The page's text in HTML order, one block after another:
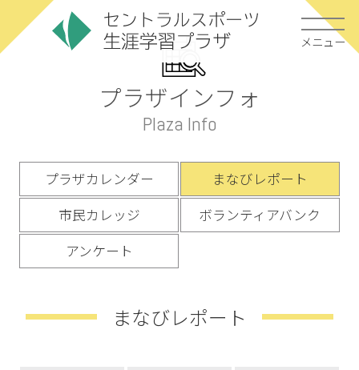
メニュー
プラザインフォ
Plaza Info
まなびレポート
プラザカレンダー
まなびレポート
市民カレッジ
ボランティアバンク
アンケート